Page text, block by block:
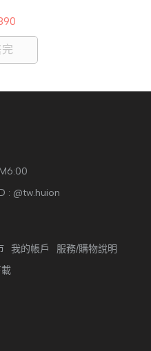
: @tw.huion
我的帳戶
服務/購物說明